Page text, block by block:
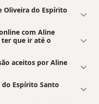
Oliveira do Espírito
com Aline
que ir até o
aceitos por Aline
Espírito Santo